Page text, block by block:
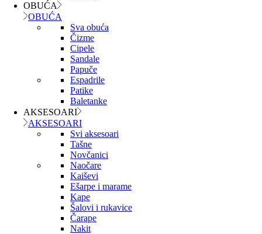
OBUĆA
OBUĆA
Sva obuća
Čizme
Cipele
Sandale
Papuče
Espadrile
Patike
Baletanke
AKSESOARI
AKSESOARI
Svi aksesoari
Tašne
Novčanici
Naočare
Kaiševi
Ešarpe i marame
Kape
Šalovi i rukavice
Čarape
Nakit